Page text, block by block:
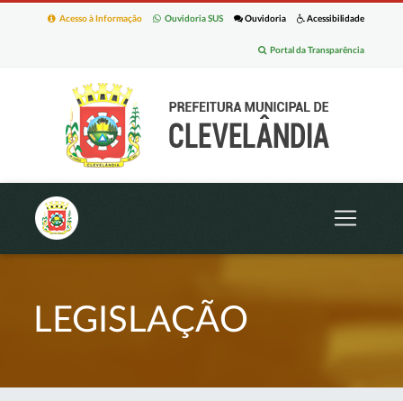
Acessibilidade
Ouvidoria
Ouvidoria SUS
Acesso à Informação
Portal da Transparência
LEGISLAÇÃO